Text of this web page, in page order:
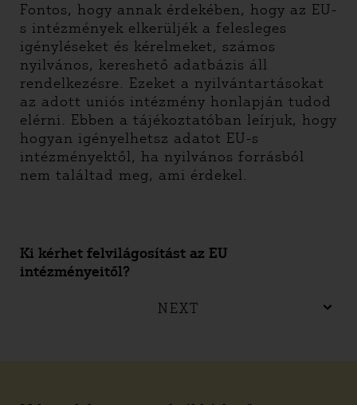
Fontos, hogy annak érdekében, hogy az EU-
s intézmények elkerüljék a felesleges
igényléseket és kérelmeket, számos
nyilvános, kereshető adatbázis áll
rendelkezésre. Ezeket a nyilvántartásokat
az adott uniós intézmény honlapján tudod
elérni. Ebben a tájékoztatóban leírjuk, hogy
hogyan igényelhetsz adatot EU-s
intézményektől, ha nyilvános forrásból
nem találtad meg, ami érdekel.
Ki kérhet felvilágosítást az EU
intézményeitől?
NEXT